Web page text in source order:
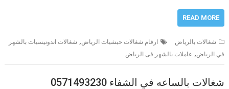
READ MORE
شغالات بالرياض ارقام شغالات حبشيات الرياض, شغالات اندونيسيات بالشهر
في الرياض, عاملات بالشهر فى الرياض
شغالات بالساعه في الشفاء 0571493230